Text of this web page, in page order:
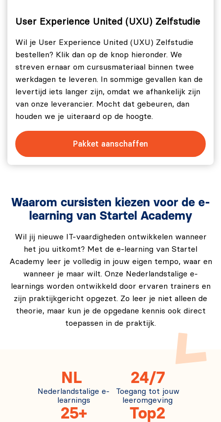
User Experience United (UXU) Zelfstudie
Wil je User Experience United (UXU) Zelfstudie
bestellen? Klik dan op de knop hieronder. We
streven ernaar om cursusmateriaal binnen twee
werkdagen te leveren. In sommige gevallen kan de
levertijd iets langer zijn, omdat we afhankelijk zijn
van onze leverancier. Mocht dat gebeuren, dan
houden we je uiteraard op de hoogte.
Pakket aanschaffen
Waarom cursisten kiezen voor de e-
learning van Startel Academy
Wil jij nieuwe IT-vaardigheden ontwikkelen wanneer
het jou uitkomt? Met de e-learning van Startel
Academy leer je volledig in jouw eigen tempo, waar en
wanneer je maar wilt. Onze Nederlandstalige e-
learnings worden ontwikkeld door ervaren trainers en
zijn praktijkgericht opgezet. Zo leer je niet alleen de
theorie, maar kun je de opgedane kennis ook direct
toepassen in de praktijk.
NL
Nederlandstalige e-
learnings
24/7
Toegang tot jouw
leeromgeving
25+ Top2